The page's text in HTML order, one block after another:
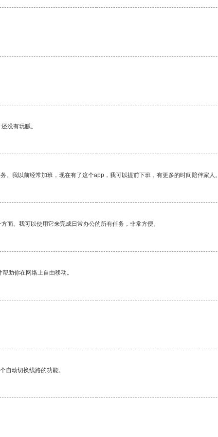
没有玩腻。
我以前经常加班，现在有了这个app，我可以提前下班，有更多的时间陪伴家人。
面。我可以使用它来完成日常办公的所有任务，非常方便。
助你在网络上自由移动。
自动切换线路的功能。